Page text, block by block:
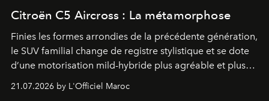
Citroën C5 Aircross : La métamorphose
Finies les formes arrondies de la précédente génération,
le SUV familial change de registre stylistique et se dote
d’une motorisation mild-hybride plus agréable et plus
économe. à n’en pas douter, le nouveau C5 Aircross a
gagné en maturité.
21.07.2026 by L'Officiel Maroc